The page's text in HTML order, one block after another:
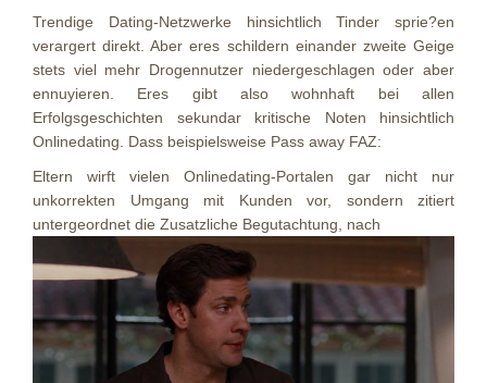
Trendige Dating-Netzwerke hinsichtlich Tinder sprie?en
verargert direkt. Aber eres schildern einander zweite Geige
stets viel mehr Drogennutzer niedergeschlagen oder aber
ennuyieren. Eres gibt also wohnhaft bei allen
Erfolgsgeschichten sekundar kritische Noten hinsichtlich
Onlinedating. Dass beispielsweise Pass away FAZ:
Eltern wirft vielen Onlinedating-Portalen gar nicht nur
unkorrekten Umgang mit Kunden vor, sondern zitiert
untergeordnet die Zusatzliche Begutachtung, nach